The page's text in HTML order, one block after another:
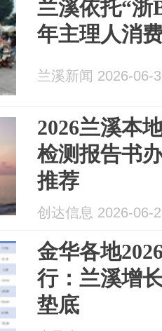
兰溪依托“浙
年主理人消
兰溪新闻 2026-06-
2026兰溪本
检测报告书
推荐
创达信息 2026-06-
金华各地
行：兰溪增
垫底